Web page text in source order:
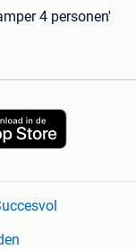
4 personen'